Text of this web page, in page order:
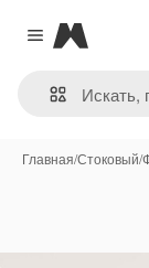
Close menu
Magnific
Главная/Стоковый/